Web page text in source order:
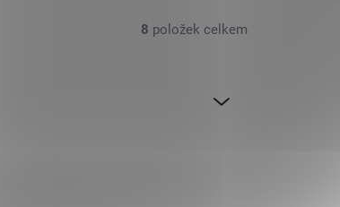
8 položek celkem